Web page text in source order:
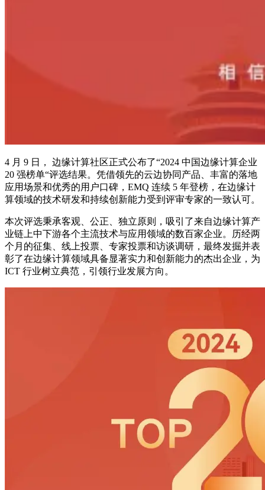
4 月 9 日， 边缘计算社区正式公布了“2024 中国边缘计算企业
20 强榜单“评选结果。凭借领先的云边协同产品、丰富的落地
应用场景和优秀的用户口碑，EMQ 连续 5 年登榜，在边缘计
算领域的技术研发和持续创新能力受到评审专家的一致认可。
本次评选秉承客观、公正、独立原则，吸引了来自边缘计算产
业链上中下游各个主流技术与应用领域的数百家企业。历经两
个月的征集、线上投票、专家投票和访谈调研，最终发掘并表
彰了在边缘计算领域具备显著实力和创新能力的杰出企业，为
ICT 行业树立典范，引领行业发展方向。